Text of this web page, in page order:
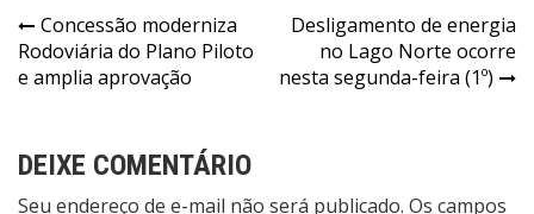
Navegação
de
Concessão moderniza
Rodoviária do Plano Piloto
e amplia aprovação
Desligamento de energia
no Lago Norte ocorre
nesta segunda-feira (1º)
DEIXE COMENTÁRIO
Seu endereço de e-mail não será publicado. Os campos